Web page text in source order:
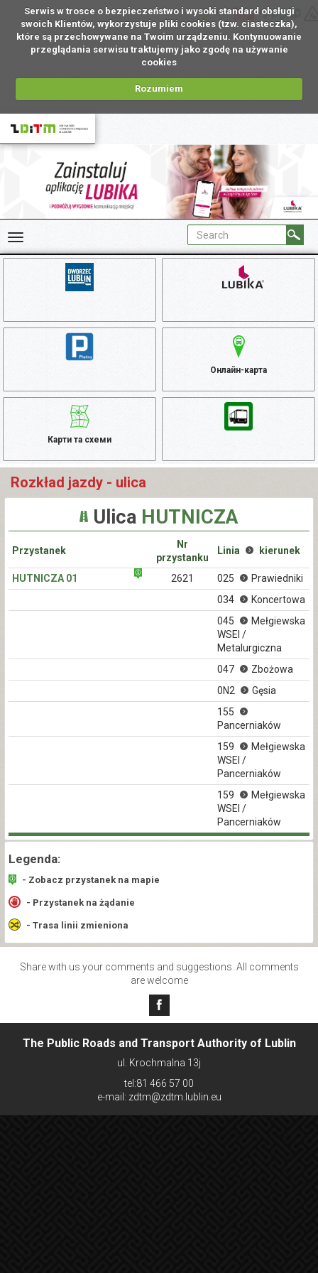
Serwis w trosce o bezpieczeństwo i wysoki standard obsługi
swoich Klientów, wykorzystuje pliki cookies (tzw. ciasteczka),
które są przechowywane na Twoim urządzeniu. Kontynuowanie
przeglądania serwisu traktujemy jako zgodę na używanie
cookies
Rozumiem
UA
Онлайн-карта
Карти та схеми
Rozkład jazdy - ulica
Ulica HUTNICZA
Przystanek
Nr
przystanku
Linia kierunek
HUTNICZA 01 2621 025
Prawiedniki
034
Koncertowa
045
Mełgiewska
WSEI /
Metalurgiczna
047
Zbożowa
0N2
Gęsia
155
Pancerniaków
159
Mełgiewska
WSEI /
Pancerniaków
159
Mełgiewska
WSEI /
Pancerniaków
Legenda:
- Zobacz przystanek na mapie
- Przystanek na żądanie
- Trasa linii zmieniona
Share with us your comments and suggestions. All comments
are welcome
The Public Roads and Transport Authority of Lublin
ul. Krochmalna 13j
tel:81 466 57 00
e-mail: zdtm@zdtm.lublin.eu